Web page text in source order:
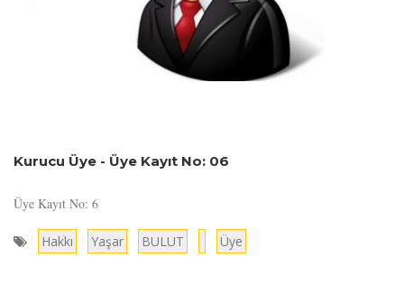
Kurucu Üye - Üye Kayıt No: 06
Üye Kayıt No: 6
Hakkı Yaşar BULUT Üye